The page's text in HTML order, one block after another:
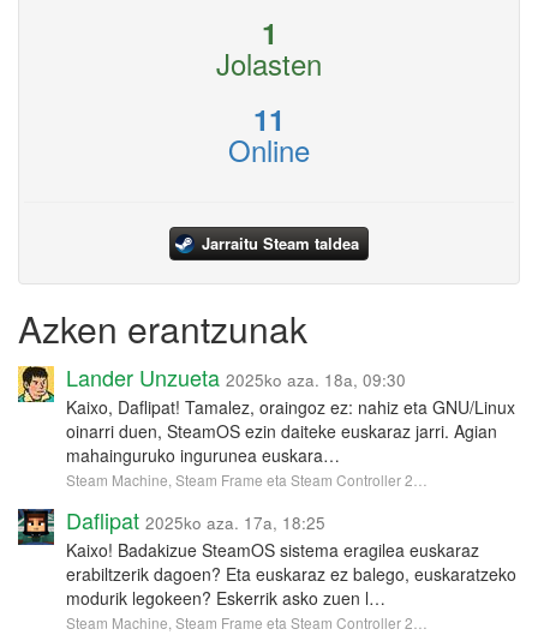
1
Jolasten
11
Online
Jarraitu Steam taldea
Azken erantzunak
Lander Unzueta 2025ko aza. 18a, 09:30
Kaixo, Daflipat! Tamalez, oraingoz ez: nahiz eta GNU/Linux
oinarri duen, SteamOS ezin daiteke euskaraz jarri. Agian
mahainguruko ingurunea euskara…
Steam Machine, Steam Frame eta Steam Controller 2…
Daflipat 2025ko aza. 17a, 18:25
Kaixo! Badakizue SteamOS sistema eragilea euskaraz
erabiltzerik dagoen? Eta euskaraz ez balego, euskaratzeko
modurik legokeen? Eskerrik asko zuen l…
Steam Machine, Steam Frame eta Steam Controller 2…